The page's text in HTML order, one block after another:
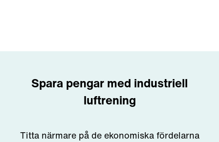
Spara pengar med industriell
luftrening
Titta närmare på de ekonomiska fördelarna